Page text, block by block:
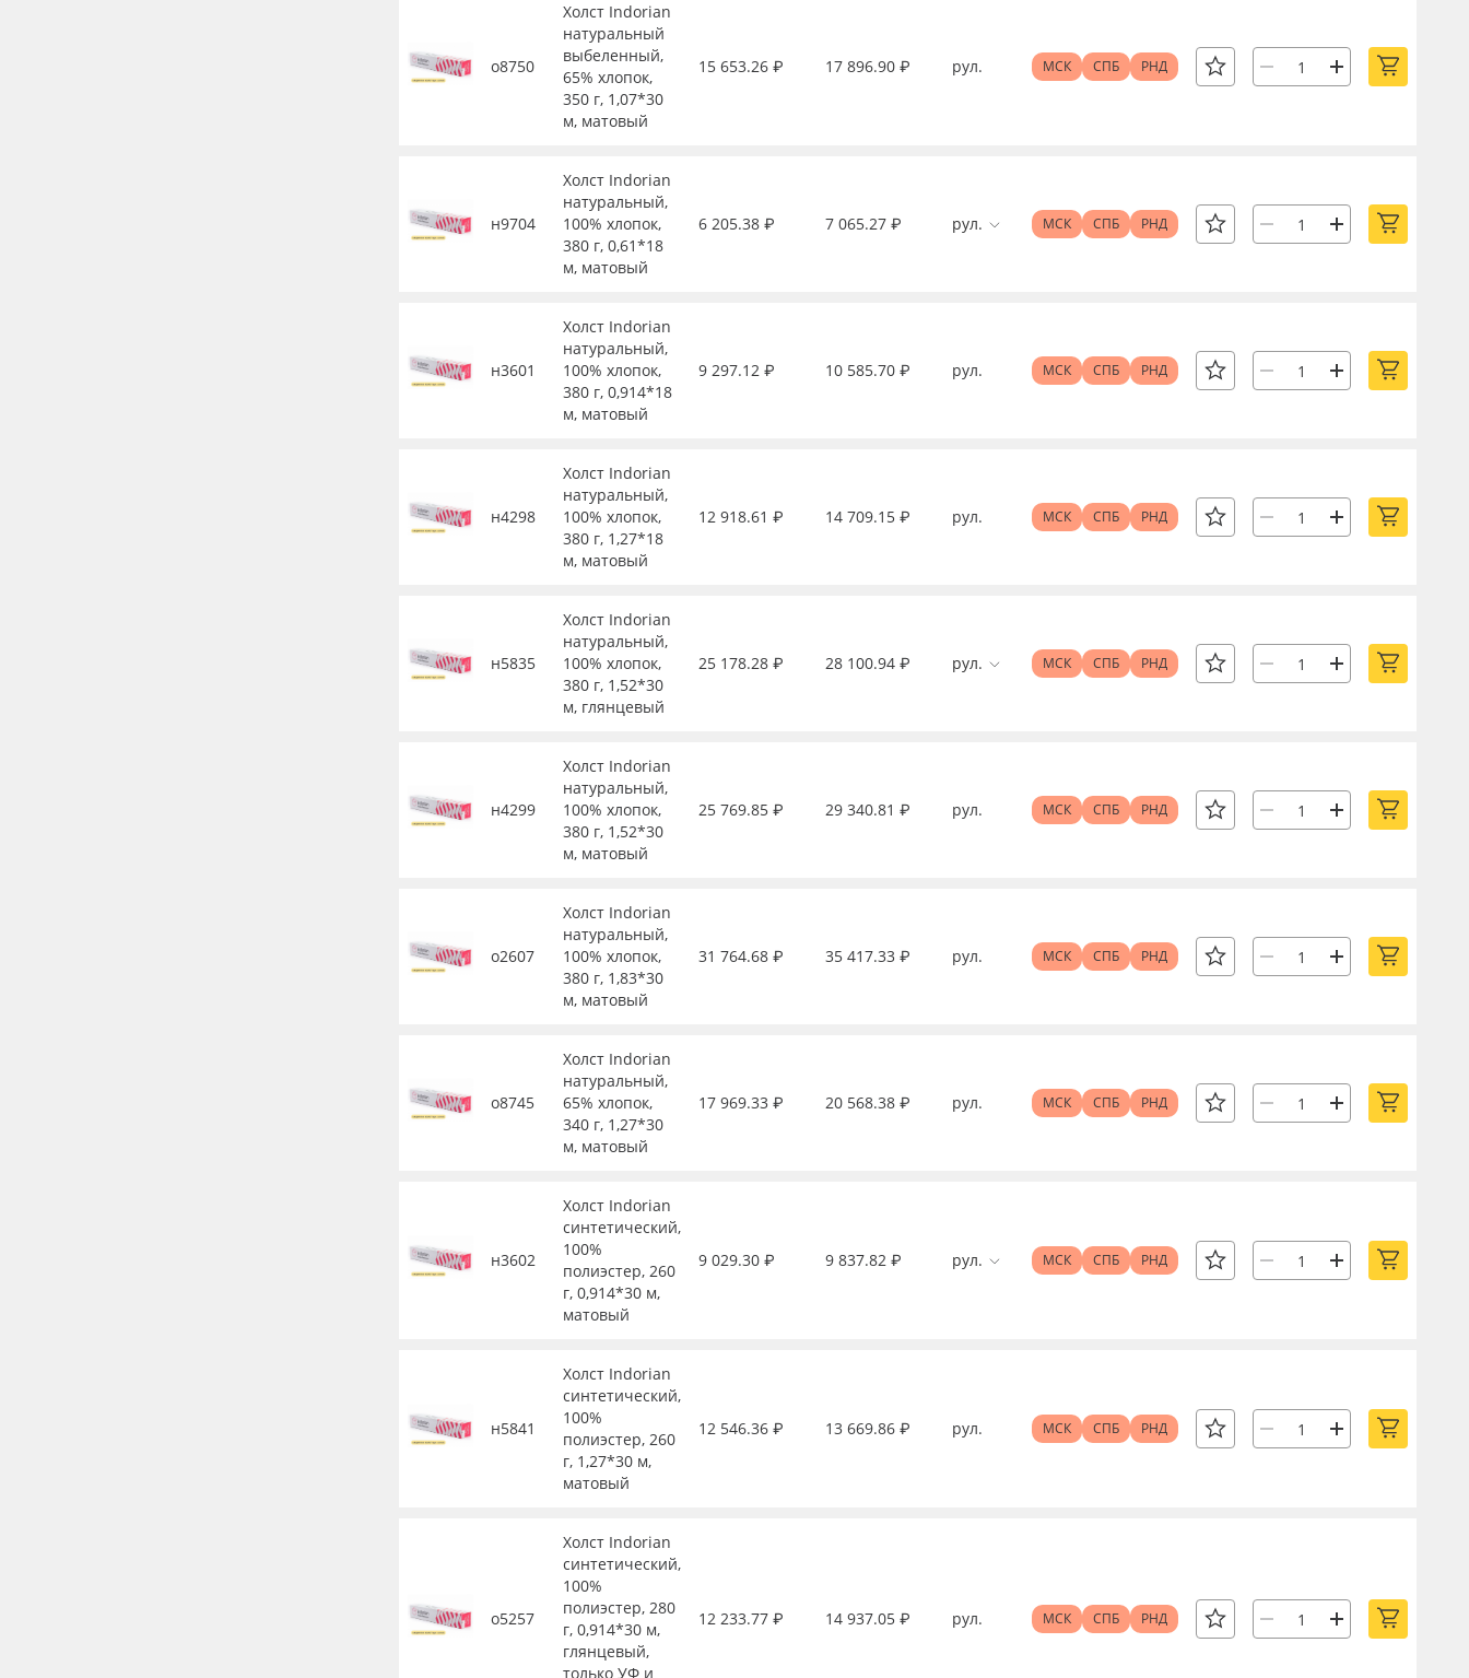
о8750
Холст Indorian
натуральный
выбеленный,
65% хлопок,
350 г, 1,07*30
м, матовый
15 653.26 ₽ 17 896.90 ₽ рул. МСК СПБ РНД
н9704
Холст Indorian
натуральный,
100% хлопок,
380 г, 0,61*18
м, матовый
6 205.38 ₽ 7 065.27 ₽ рул. МСК СПБ РНД
н3601
Холст Indorian
натуральный,
100% хлопок,
380 г, 0,914*18
м, матовый
9 297.12 ₽ 10 585.70 ₽ рул. МСК СПБ РНД
н4298
Холст Indorian
натуральный,
100% хлопок,
380 г, 1,27*18
м, матовый
12 918.61 ₽ 14 709.15 ₽ рул. МСК СПБ РНД
н5835
Холст Indorian
натуральный,
100% хлопок,
380 г, 1,52*30
м, глянцевый
25 178.28 ₽ 28 100.94 ₽ рул. МСК СПБ РНД
н4299
Холст Indorian
натуральный,
100% хлопок,
380 г, 1,52*30
м, матовый
25 769.85 ₽ 29 340.81 ₽ рул. МСК СПБ РНД
о2607
Холст Indorian
натуральный,
100% хлопок,
380 г, 1,83*30
м, матовый
31 764.68 ₽ 35 417.33 ₽ рул. МСК СПБ РНД
о8745
Холст Indorian
натуральный,
65% хлопок,
340 г, 1,27*30
м, матовый
17 969.33 ₽ 20 568.38 ₽ рул. МСК СПБ РНД
н3602
Холст Indorian
синтетический,
100%
полиэстер, 260
г, 0,914*30 м,
матовый
9 029.30 ₽ 9 837.82 ₽ рул. МСК СПБ РНД
н5841
Холст Indorian
синтетический,
100%
полиэстер, 260
г, 1,27*30 м,
матовый
12 546.36 ₽ 13 669.86 ₽ рул. МСК СПБ РНД
о5257
Холст Indorian
синтетический,
100%
полиэстер, 280
г, 0,914*30 м,
глянцевый,
только УФ и
12 233.77 ₽ 14 937.05 ₽ рул. МСК СПБ РНД